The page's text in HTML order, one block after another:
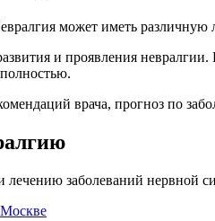
может иметь
и проявления
полностью.
врача, прогноз по
заболеваний нервной